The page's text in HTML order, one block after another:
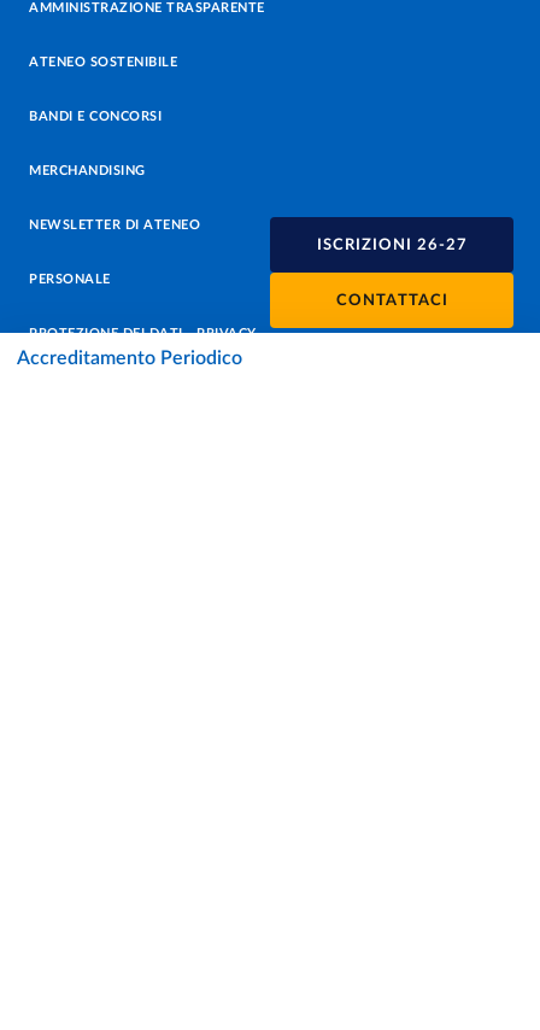
ISCRIZIONI 26-27
CONTATTACI
Accreditamento Periodico
AMMINISTRAZIONE TRASPARENTE
ATENEO SOSTENIBILE
BANDI E CONCORSI
MERCHANDISING
NEWSLETTER DI ATENEO
PERSONALE
PROTEZIONE DEI DATI - PRIVACY